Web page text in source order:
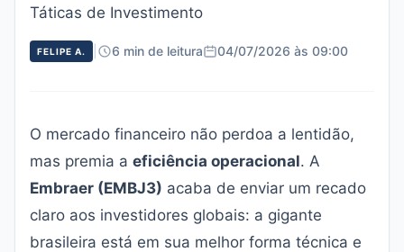
Táticas de Investimento
FELIPE A. 6 min de leitura 04/07/2026 às 09:00
O mercado financeiro não perdoa a lentidão,
mas premia a eficiência operacional. A
Embraer (EMBJ3) acaba de enviar um recado
claro aos investidores globais: a gigante
brasileira está em sua melhor forma técnica e